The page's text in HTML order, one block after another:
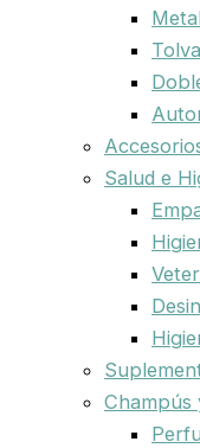
Salud e
Champús